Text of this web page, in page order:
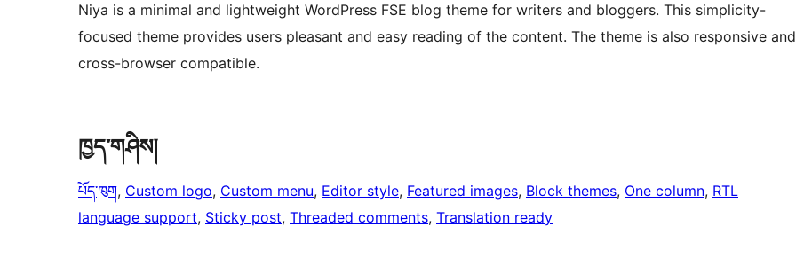
Niya is a minimal and lightweight WordPress FSE blog theme for writers and bloggers. This simplicity-
focused theme provides users pleasant and easy reading of the content. The theme is also responsive and
cross-browser compatible.
ཁྱད་གཤིས།
པོད་ཁུག, Custom logo, Custom menu, Editor style, Featured images, Block themes, One column, RTL
language support, Sticky post, Threaded comments, Translation ready